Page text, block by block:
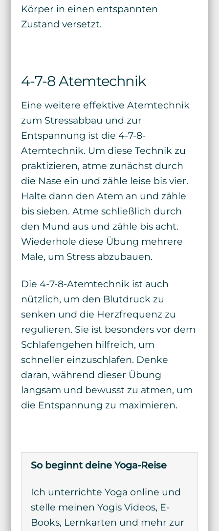
Körper in einen entspannten
Zustand versetzt.
4-7-8 Atemtechnik
Eine weitere effektive Atemtechnik
zum Stressabbau und zur
Entspannung ist die 4-7-8-
Atemtechnik. Um diese Technik zu
praktizieren, atme zunächst durch
die Nase ein und zähle leise bis vier.
Halte dann den Atem an und zähle
bis sieben. Atme schließlich durch
den Mund aus und zähle bis acht.
Wiederhole diese Übung mehrere
Male, um Stress abzubauen.
Die 4-7-8-Atemtechnik ist auch
nützlich, um den Blutdruck zu
senken und die Herzfrequenz zu
regulieren. Sie ist besonders vor dem
Schlafengehen hilfreich, um
schneller einzuschlafen. Denke
daran, während dieser Übung
langsam und bewusst zu atmen, um
die Entspannung zu maximieren.
So beginnt deine Yoga-Reise
Ich unterrichte Yoga online und
stelle meinen Yogis Videos, E-
Books, Lernkarten und mehr zur